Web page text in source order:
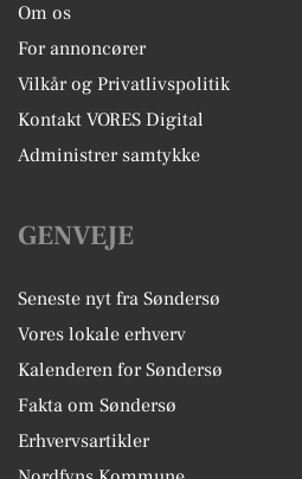
Om os
For annoncører
Vilkår og Privatlivspolitik
Kontakt VORES Digital
Administrer samtykke
GENVEJE
Seneste nyt fra Søndersø
Vores lokale erhverv
Kalenderen for Søndersø
Fakta om Søndersø
Erhvervsartikler